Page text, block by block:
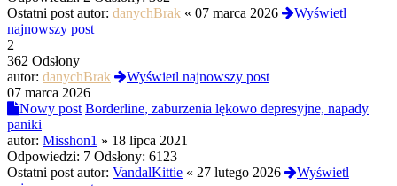
Ostatni post autor: danychBrak « 07 marca 2026
Wyświetl
najnowszy post
2
362 Odsłony
autor: danychBrak
Wyświetl najnowszy post
07 marca 2026
Nowy post Borderline, zaburzenia lękowo depresyjne, napady
paniki
autor: Misshon1 » 18 lipca 2021
Odpowiedzi: 7 Odsłony: 6123
Ostatni post autor: VandalKittie « 27 lutego 2026
Wyświetl